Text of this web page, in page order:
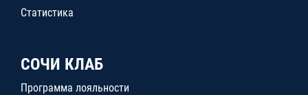
Статистика
СОЧИ КЛАБ
Программа лояльности